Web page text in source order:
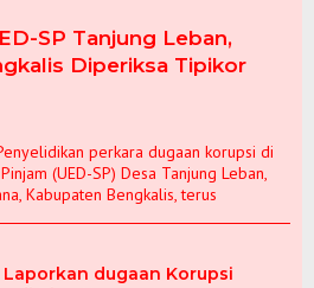
SP Tanjung Leban,
Diperiksa Tipikor
perkara dugaan korupsi di
(UED-SP) Desa Tanjung Leban,
Kabupaten Bengkalis, terus
dugaan Korupsi
Agama di
dan
Nusron